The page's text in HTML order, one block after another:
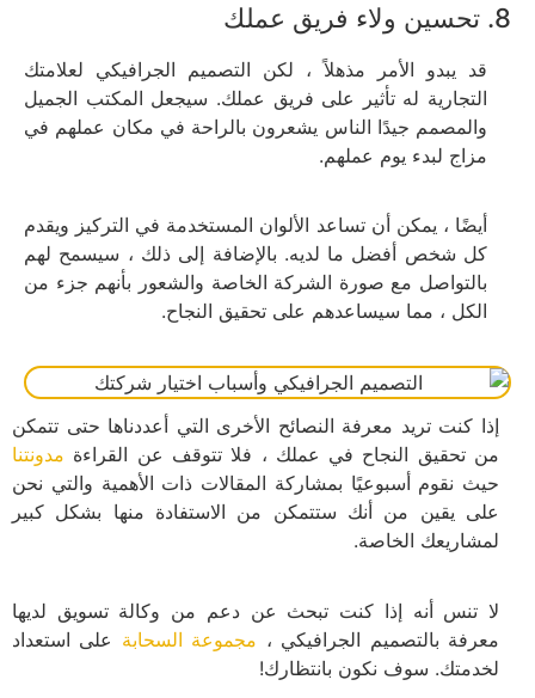
8. تحسين ولاء فريق عملك
قد يبدو الأمر مذهلاً ، لكن التصميم الجرافيكي لعلامتك
التجارية له تأثير على فريق عملك. سيجعل المكتب الجميل
والمصمم جيدًا الناس يشعرون بالراحة في مكان عملهم في
مزاج لبدء يوم عملهم.
أيضًا ، يمكن أن تساعد الألوان المستخدمة في التركيز ويقدم
كل شخص أفضل ما لديه. بالإضافة إلى ذلك ، سيسمح لهم
بالتواصل مع صورة الشركة الخاصة والشعور بأنهم جزء من
الكل ، مما سيساعدهم على تحقيق النجاح.
إذا كنت تريد معرفة النصائح الأخرى التي أعددناها حتى تتمكن
من تحقيق النجاح في عملك ، فلا تتوقف عن القراءة مدونتنا
حيث نقوم أسبوعيًا بمشاركة المقالات ذات الأهمية والتي نحن
على يقين من أنك ستتمكن من الاستفادة منها بشكل كبير
لمشاريعك الخاصة.
لا تنس أنه إذا كنت تبحث عن دعم من وكالة تسويق لديها
معرفة بالتصميم الجرافيكي ، مجموعة السحابة على استعداد
لخدمتك. سوف نكون بانتظارك!